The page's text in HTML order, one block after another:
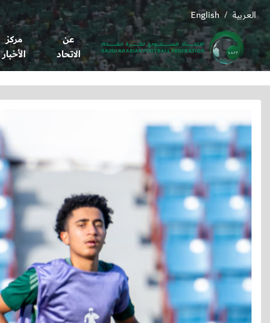
English / العربية
عن
الاتحاد
مركز
الأخبار